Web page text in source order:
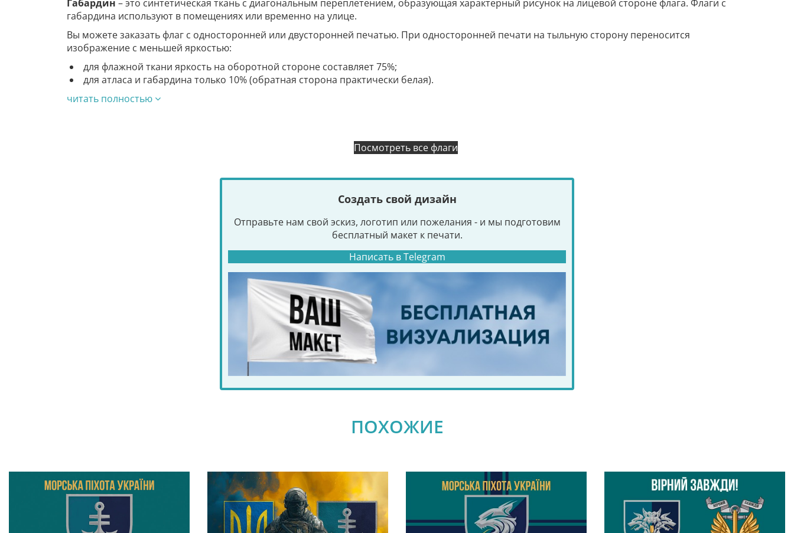
Габардин – это синтетическая ткань с диагональным переплетением, образующая характерный рисунок на лицевой стороне флага. Флаги с
габардина используют в помещениях или временно на улице.
Вы можете заказать флаг с односторонней или двусторонней печатью. При односторонней печати на тыльную сторону переносится
изображение с меньшей яркостью:
для флажной ткани яркость на оборотной стороне составляет 75%;
для атласа и габардина только 10% (обратная сторона практически белая).
читать полностью
Посмотреть все флаги
Создать свой дизайн
Отправьте нам свой эскиз, логотип или пожелания - и мы подготовим
бесплатный макет к печати.
Написать в Telegram
ПОХОЖИЕ